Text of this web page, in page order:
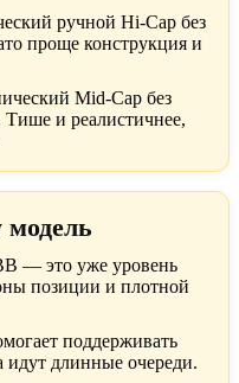
ручной Hi-Cap без
проще конструкция и
Mid-Cap без
Тише и реалистичнее,
— это уже уровень
позиции и плотной
поддерживать
идут длинные очереди.